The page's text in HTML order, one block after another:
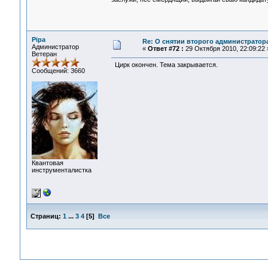
Pipa
Администратор
Ветеран
Сообщений: 3660
Квантовая
инструменталистка
Re: О снятии второго
« Ответ #72 : 29 Октября 2010, 22:09:22
Цирк окончен. Тема закрывается.
Страниц: 1 ... 3 4[5] Все